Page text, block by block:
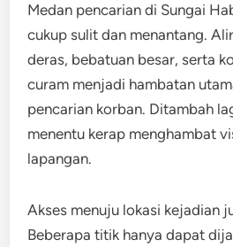
Medan pencarian di Sungai
cukup sulit dan menantang.
deras, bebatuan besar, serta
curam menjadi hambatan
pencarian korban. Ditambah
menentu kerap menghambat
lapangan.
Akses menuju lokasi kejadian
Beberapa titik hanya dapat